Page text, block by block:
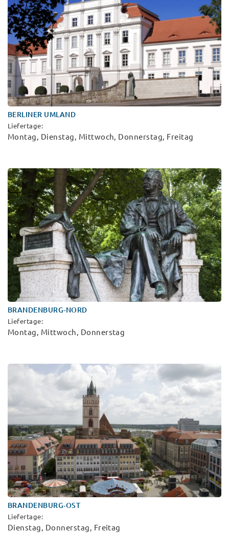
BERLINER UMLAND
Liefertage:
Montag, Dienstag, Mittwoch, Donnerstag, Freitag
BRANDENBURG-NORD
Liefertage:
Montag, Mittwoch, Donnerstag
BRANDENBURG-OST
Liefertage:
Dienstag, Donnerstag, Freitag